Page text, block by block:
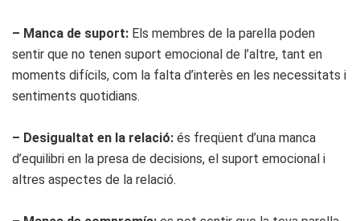
– Manca de suport: Els membres de la parella poden
sentir que no tenen suport emocional de l’altre, tant en
moments difícils, com la falta d’interès en les necessitats i
sentiments quotidians.
– Desigualtat en la relació: és freqüent d’una manca
d’equilibri en la presa de decisions, el suport emocional i
altres aspectes de la relació.